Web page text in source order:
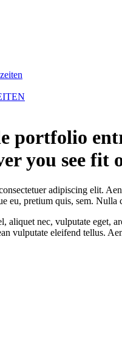
portfolio
you see fit
adipiscing elit.
eu, pretium quis, sem. Nulla
aliquet nec, vulputate eget,
vulputate eleifend tellus.